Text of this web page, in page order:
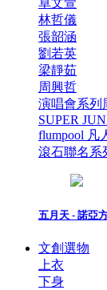
卓文萱
林哲儀
張韶涵
劉若英
梁靜茹
周興哲
演唱會系列
SUPER
flumpool 凡
滾石聯名系
五月天 - 諾亞
文創選物
上衣
下身